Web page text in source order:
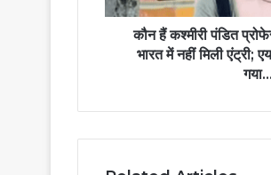
कौन हैं कश्मीरी पंडित
भारत में नहीं मिली एंट्री;
गया...